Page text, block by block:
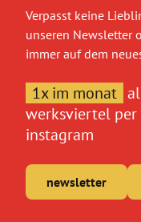
k
Verpasst keine
unseren Newsletter
immer auf dem
1x im monat
werksviertel
instagram
newsletter